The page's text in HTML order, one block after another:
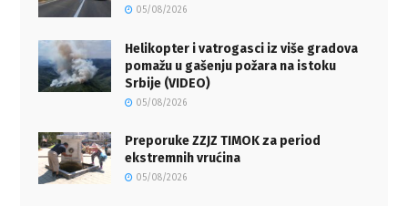
05/08/2026
Helikopter i vatrogasci iz više gradova
pomažu u gašenju požara na istoku
Srbije (VIDEO)
05/08/2026
Preporuke ZZJZ TIMOK za period
ekstremnih vrućina
05/08/2026